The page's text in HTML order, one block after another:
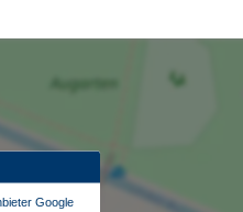
Google